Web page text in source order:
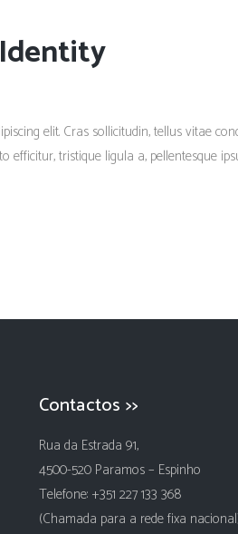
elit. Cras sollicitudin, tellus vitae
tristique ligula a, pellentesque
Contactos >>
Rua da Estrada 91,
4500-520 Paramos – Espinho
Telefone: +351 227 133 368
(Chamada para a rede fixa